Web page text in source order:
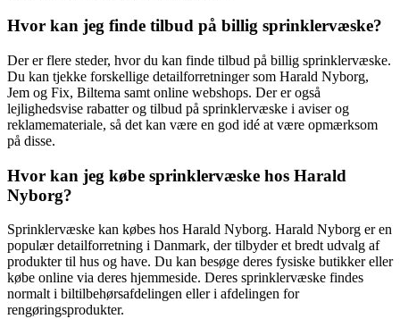
Hvor kan jeg finde tilbud på billig sprinklervæske?
Der er flere steder, hvor du kan finde tilbud på billig sprinklervæske.
Du kan tjekke forskellige detailforretninger som Harald Nyborg,
Jem og Fix, Biltema samt online webshops. Der er også
lejlighedsvise rabatter og tilbud på sprinklervæske i aviser og
reklamemateriale, så det kan være en god idé at være opmærksom
på disse.
Hvor kan jeg købe sprinklervæske hos Harald
Nyborg?
Sprinklervæske kan købes hos Harald Nyborg. Harald Nyborg er en
populær detailforretning i Danmark, der tilbyder et bredt udvalg af
produkter til hus og have. Du kan besøge deres fysiske butikker eller
købe online via deres hjemmeside. Deres sprinklervæske findes
normalt i biltilbehørsafdelingen eller i afdelingen for
rengøringsprodukter.